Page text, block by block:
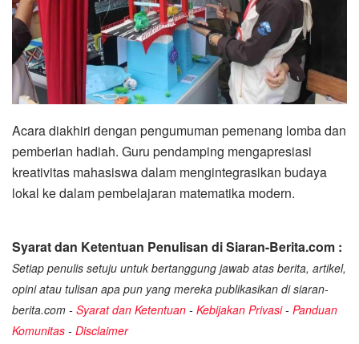
Acara diakhiri dengan pengumuman pemenang lomba dan
pemberian hadiah. Guru pendamping mengapresiasi
kreativitas mahasiswa dalam mengintegrasikan budaya
lokal ke dalam pembelajaran matematika modern.
Syarat dan Ketentuan Penulisan di Siaran-Berita.com :
Setiap penulis setuju untuk bertanggung jawab atas berita, artikel,
opini atau tulisan apa pun yang mereka publikasikan di siaran-
berita.com - Syarat dan Ketentuan - Kebijakan Privasi- Panduan
Komunitas - Disclaimer